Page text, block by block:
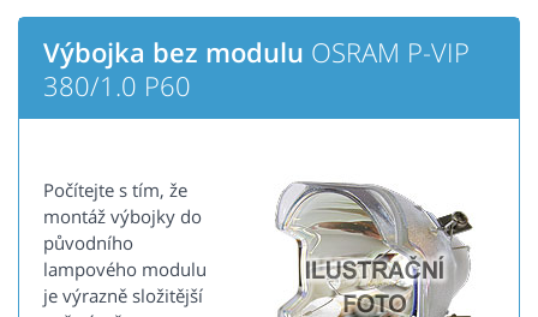
Výbojka bez modulu OSRAM P-VIP
380/1.0 P60
Počítejte s tím, že
montáž výbojky do
původního
lampového modulu
je výrazně složitější